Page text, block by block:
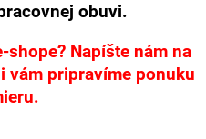
obuvi.
shope? Napíšte nám na
vám pripravíme ponuku